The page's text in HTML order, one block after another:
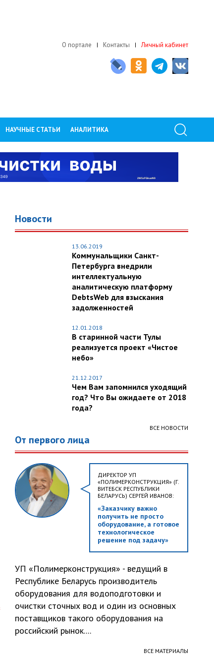
О портале Контакты Личный кабинет
НАУЧНЫЕ СТАТЬИ АНАЛИТИКА
Новости
13.06.2019
Коммунальщики Санкт-
Петербурга внедрили
интеллектуальную
аналитическую платформу
DebtsWeb для взыскания
задолженностей
12.01.2018
В старинной части Тулы
реализуется проект «Чистое
небо»
21.12.2017
Чем Вам запомнился уходящий
год? Что Вы ожидаете от 2018
года?
ВСЕ НОВОСТИ
От первого лица
ДИРЕКТОР УП
«ПОЛИМЕРКОНСТРУКЦИЯ» (Г.
ВИТЕБСК РЕСПУБЛИКИ
БЕЛАРУСЬ) СЕРГЕЙ ИВАНОВ:
«Заказчику важно
получить не просто
оборудование, а готовое
технологическое
решение под задачу»
УП «Полимерконструкция» - ведущий в
Республике Беларусь производитель
оборудования для водоподготовки и
очистки сточных вод и один из основных
поставщиков такого оборудования на
российский рынок....
ВСЕ МАТЕРИАЛЫ